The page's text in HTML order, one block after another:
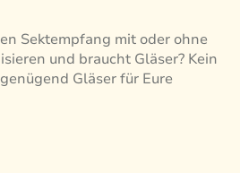
Sektempfang mit oder ohne
und braucht Gläser? Kein
Gläser für Eure